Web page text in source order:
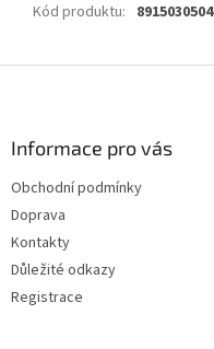
Kód produktu: 8915030504
Informace pro vás
Obchodní podmínky
Doprava
Kontakty
Důležité odkazy
Registrace